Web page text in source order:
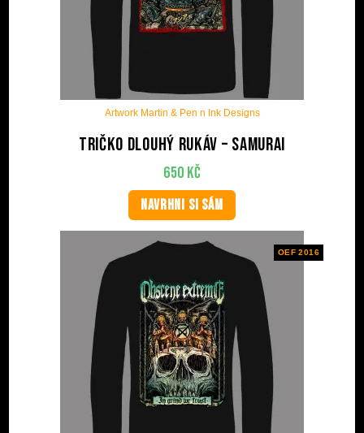
Artwork Martin & Pen n Ink Designs
Tričko dlouhý rukáv – Samurai
650 Kč
NAVRHNI SI SÁM
OEF 2016